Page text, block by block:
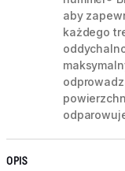
aby
każdego
OPIS